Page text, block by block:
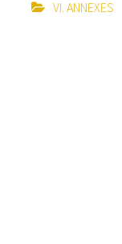
VI. ANNEXES